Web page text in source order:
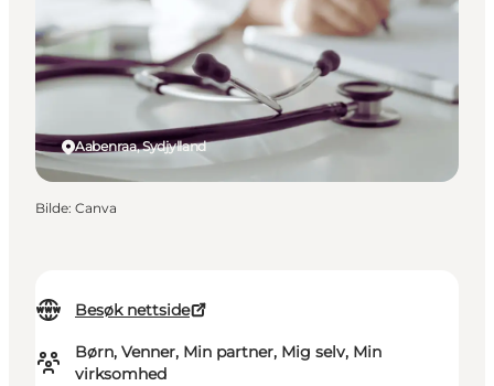
Besøk nettside
Børn, Venner, Min partner, Mig selv, Min
virksomhed
Aabenraa, Sydjylland
Bilde: Canva